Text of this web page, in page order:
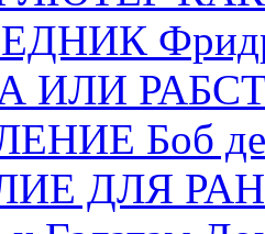
ИЛИ
Боб де
ДЛЯ